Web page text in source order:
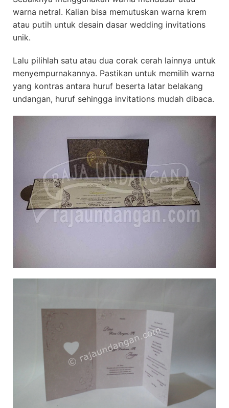
warna netral. Kalian bisa memutuskan warna krem
atau putih untuk desain dasar wedding invitations
unik.
Lalu pilihlah satu atau dua corak cerah lainnya untuk
menyempurnakannya. Pastikan untuk memilih warna
yang kontras antara huruf beserta latar belakang
undangan, huruf sehingga invitations mudah dibaca.